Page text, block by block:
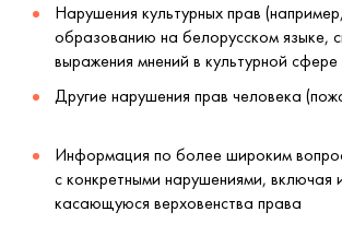
Нарушения культурных прав
образованию на белорусском языке,
выражения мнений в культурной сфере и
Другие нарушения прав человека
Информация по более широким
с конкретными нарушениями,
касающуюся верховенства права